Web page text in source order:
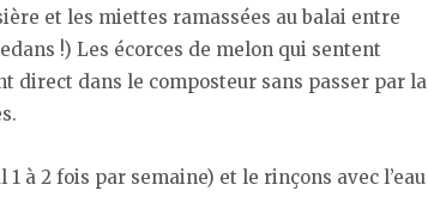
et les miettes ramassées au balai entre
!) Les écorces de melon qui sentent
direct dans le composteur sans passer par la
à 2 fois par semaine) et le rinçons avec l’eau